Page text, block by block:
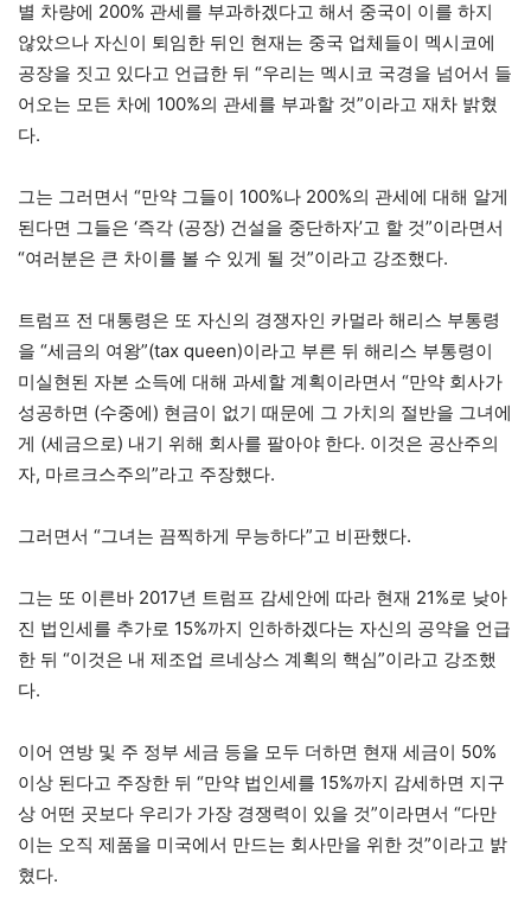
별 차량에 200% 관세를 부과하겠다고 해서 중국이 이를 하지
않았으나 자신이 퇴임한 뒤인 현재는 중국 업체들이 멕시코에
공장을 짓고 있다고 언급한 뒤 “우리는 멕시코 국경을 넘어서 들
어오는 모든 차에 100%의 관세를 부과할 것”이라고 재차 밝혔
다.
그는 그러면서 “만약 그들이 100%나 200%의 관세에 대해 알게
된다면 그들은 ‘즉각 (공장) 건설을 중단하자’고 할 것”이라면서
“여러분은 큰 차이를 볼 수 있게 될 것”이라고 강조했다.
트럼프 전 대통령은 또 자신의 경쟁자인 카멀라 해리스 부통령
을 “세금의 여왕”(tax queen)이라고 부른 뒤 해리스 부통령이
미실현된 자본 소득에 대해 과세할 계획이라면서 “만약 회사가
성공하면 (수중에) 현금이 없기 때문에 그 가치의 절반을 그녀에
게 (세금으로) 내기 위해 회사를 팔아야 한다. 이것은 공산주의
자, 마르크스주의”라고 주장했다.
그러면서 “그녀는 끔찍하게 무능하다”고 비판했다.
그는 또 이른바 2017년 트럼프 감세안에 따라 현재 21%로 낮아
진 법인세를 추가로 15%까지 인하하겠다는 자신의 공약을 언급
한 뒤 “이것은 내 제조업 르네상스 계획의 핵심”이라고 강조했
다.
이어 연방 및 주 정부 세금 등을 모두 더하면 현재 세금이 50%
이상 된다고 주장한 뒤 “만약 법인세를 15%까지 감세하면 지구
상 어떤 곳보다 우리가 가장 경쟁력이 있을 것”이라면서 “다만
이는 오직 제품을 미국에서 만드는 회사만을 위한 것”이라고 밝
혔다.